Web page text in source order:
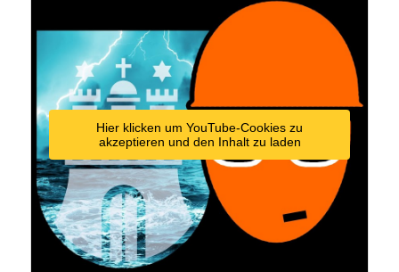
Hier klicken um YouTube-Cookies zu
akzeptieren und den Inhalt zu laden